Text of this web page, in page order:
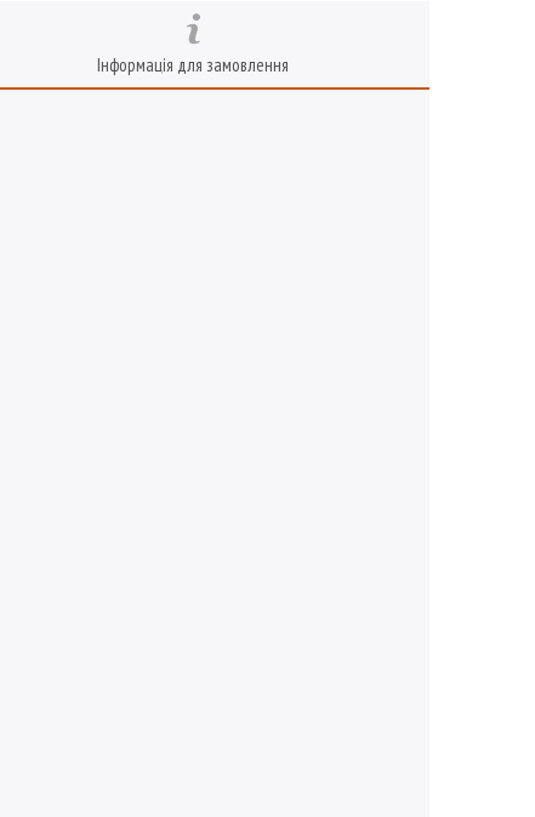
Інформація для замовлення